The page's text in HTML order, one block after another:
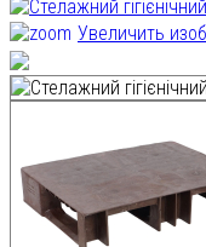
Увеличить